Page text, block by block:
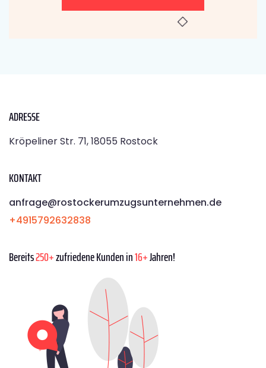
ADRESSE
Kröpeliner Str. 71, 18055 Rostock
KONTAKT
anfrage@rostockerumzugsunternehmen.de
+4915792632838
Bereits250+zufriedene Kunden in16+Jahren!